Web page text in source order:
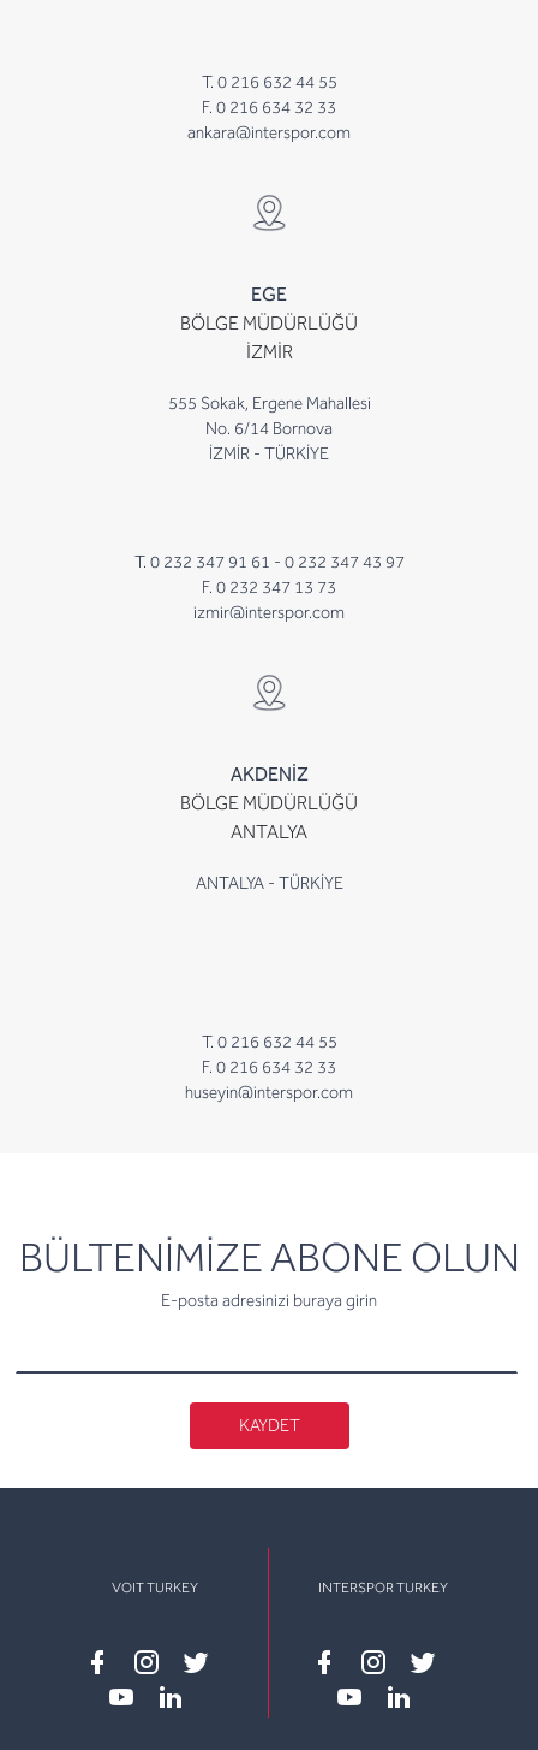
T. 0 216 632 44 55
F. 0 216 634 32 33
ankara@interspor.com
EGE
BÖLGE MÜDÜRLÜĞÜ
İZMİR
555 Sokak, Ergene Mahallesi
No. 6/14 Bornova
İZMİR - TÜRKİYE
T. 0 232 347 91 61 - 0 232 347 43 97
F. 0 232 347 13 73
izmir@interspor.com
AKDENİZ
BÖLGE MÜDÜRLÜĞÜ
ANTALYA
ANTALYA - TÜRKİYE
T. 0 216 632 44 55
F. 0 216 634 32 33
huseyin@interspor.com
BÜLTENİMİZE ABONE OLUN
E-posta adresinizi buraya girin
newsletter
KAYDET
VOIT TURKEY
Facebook
instagram
twitter
INTERSPOR TURKEY
Facebook
instagram
twitter